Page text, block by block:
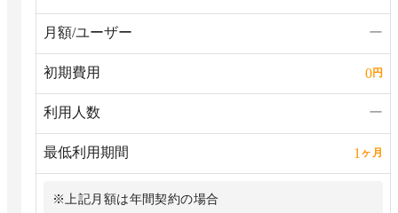
月額/ユーザー ー
初期費用 0円
利用人数 ー
最低利用期間 1 ヶ月
※上記月額は年間契約の場合